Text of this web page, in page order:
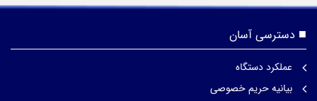
دسترسی آسان
عملکرد دستگاه
بیانیه حریم خصوصی